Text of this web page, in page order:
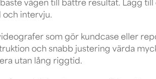
vägen till bättre resultat. Lägg
och intervju.
som gör kundcase eller
och snabb justering värda
utan lång riggtid.